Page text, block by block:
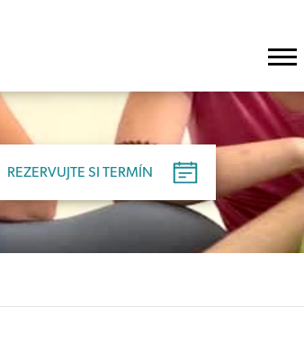
REZERVUJTE SI TERMÍN
REZERVUJTE SI TERMÍN